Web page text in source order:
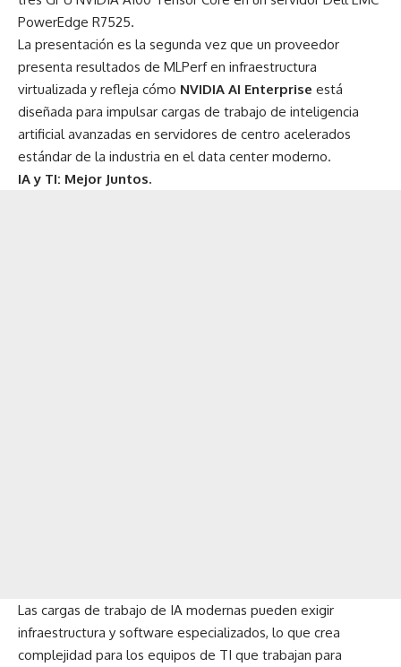
PowerEdge R7525.
La presentación es la segunda vez que un proveedor
presenta resultados de MLPerf en infraestructura
virtualizada y refleja cómo NVIDIA AI Enterprise está
diseñada para impulsar cargas de trabajo de inteligencia
artificial avanzadas en servidores de centro acelerados
estándar de la industria en el data center moderno.
IA y TI: Mejor Juntos.
Las cargas de trabajo de IA modernas pueden exigir
infraestructura y software especializados, lo que crea
complejidad para los equipos de TI que trabajan para